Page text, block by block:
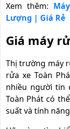
Xem thêm:
Lượng | Giá Rẻ
Giá máy
Thị trường máy
rửa xe Toàn
nhiều người tin
Toàn Phát có
suất và tính